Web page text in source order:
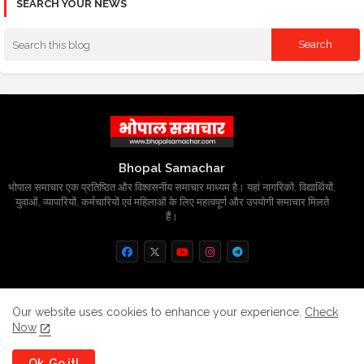
SEARCH YOUR NEWS
Bhopal Samachar
भोपाल समाचार एक प्रतिष्ठित और विश्वसनीय समाचार माध्यम है। यहां नागरिकों, विद्यार्थियों,
युवाओं, व्यापारियों, कर्मचारियों एवं महिलाओं के लिए महत्वपूर्ण और उपयोगी समाचार मिलते
हैं।
Home About Contact us
Privacy Policy
Our website uses cookies to enhance your experience. Check
Now